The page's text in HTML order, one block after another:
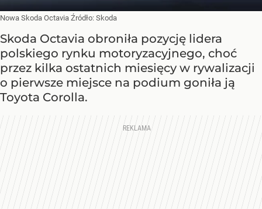
Nowa Skoda Octavia Źródło: Skoda
Skoda Octavia obroniła pozycję lidera
polskiego rynku motoryzacyjnego, choć
przez kilka ostatnich miesięcy w rywalizacji
o pierwsze miejsce na podium goniła ją
Toyota Corolla.